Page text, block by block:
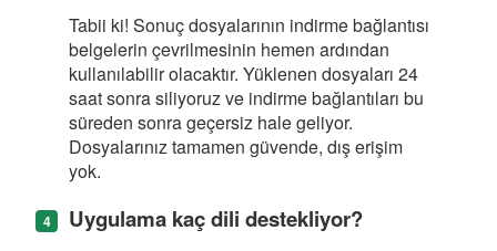
Tabii ki! Sonuç dosyalarının indirme bağlantısı
belgelerin çevrilmesinin hemen ardından
kullanılabilir olacaktır. Yüklenen dosyaları 24
saat sonra siliyoruz ve indirme bağlantıları bu
süreden sonra geçersiz hale geliyor.
Dosyalarınız tamamen güvende, dış erişim
yok.
Uygulama kaç dili destekliyor?